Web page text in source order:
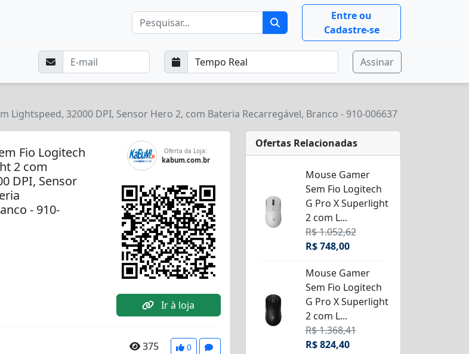
Entre ou
Cadastre-se
Assinar
Lightspeed, 32000 DPI, Sensor Hero 2, com Bateria Recarregável, Branco - 910-006637
Fio Logitech
2 com
DPI, Sensor
- 910-
Oferta da Loja:
kabum.com.br
Ir à loja
375 0
Ofertas Relacionadas
Mouse Gamer
Sem Fio Logitech
G Pro X Superlight
2 com L...
R$ 1.052,62
R$ 748,00
Mouse Gamer
Sem Fio Logitech
G Pro X Superlight
2 com L...
R$ 1.368,41
R$ 824,40